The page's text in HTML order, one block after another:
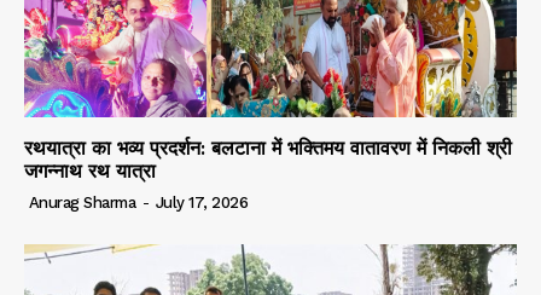
रथयात्रा का भव्य प्रदर्शन: बलटाना में भक्तिमय वातावरण में निकली श्री
जगन्नाथ रथ यात्रा
Anurag Sharma - July 17, 2026